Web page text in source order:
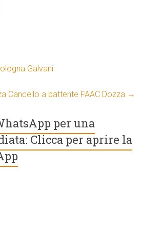
Galvani
Cancello a battente FAAC Dozza →
per una
Clicca per aprire la